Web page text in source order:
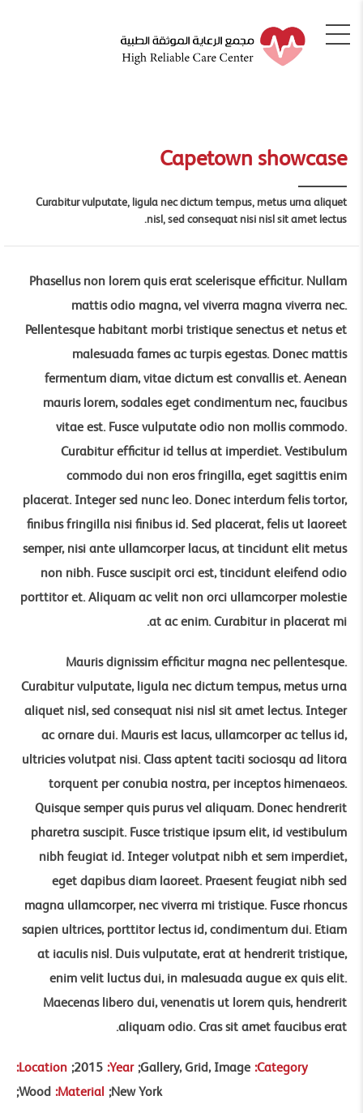
Capetown showcase
Curabitur vulputate, ligula nec dictum tempus, metus urna aliquet
nisl, sed consequat nisi nisl sit amet lectus.
Phasellus non lorem quis erat scelerisque efficitur. Nullam
mattis odio magna, vel viverra magna viverra nec.
Pellentesque habitant morbi tristique senectus et netus et
malesuada fames ac turpis egestas. Donec mattis
fermentum diam, vitae dictum est convallis et. Aenean
mauris lorem, sodales eget condimentum nec, faucibus
vitae est. Fusce vulputate odio non mollis commodo.
Curabitur efficitur id tellus at imperdiet. Vestibulum
commodo dui non eros fringilla, eget sagittis enim
placerat. Integer sed nunc leo. Donec interdum felis tortor,
finibus fringilla nisi finibus id. Sed placerat, felis ut laoreet
semper, nisi ante ullamcorper lacus, at tincidunt elit metus
non nibh. Fusce suscipit orci est, tincidunt eleifend odio
porttitor et. Aliquam ac velit non orci ullamcorper molestie
at ac enim. Curabitur in placerat mi.
Mauris dignissim efficitur magna nec pellentesque.
Curabitur vulputate, ligula nec dictum tempus, metus urna
aliquet nisl, sed consequat nisi nisl sit amet lectus. Integer
ac ornare dui. Mauris est lacus, ullamcorper ac tellus id,
ultricies volutpat nisi. Class aptent taciti sociosqu ad litora
torquent per conubia nostra, per inceptos himenaeos.
Quisque semper quis purus vel aliquam. Donec hendrerit
pharetra suscipit. Fusce tristique ipsum elit, id vestibulum
nibh feugiat id. Integer volutpat nibh et sem imperdiet,
eget dapibus diam laoreet. Praesent feugiat nibh sed
magna ullamcorper, nec viverra mi tristique. Fusce rhoncus
sapien ultrices, porttitor lectus id, condimentum dui. Etiam
at iaculis nisl. Duis vulputate, erat at hendrerit tristique,
enim velit luctus dui, in malesuada augue ex quis elit.
Maecenas libero dui, venenatis ut lorem quis, hendrerit
aliquam odio. Cras sit amet faucibus erat.
Category
Gallery, Grid, Image
Year
2015
Location
New York
Material
Wood